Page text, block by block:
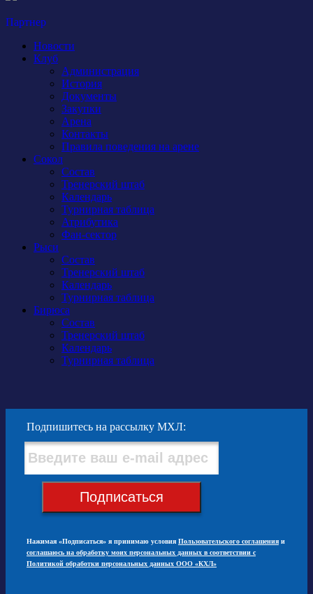
Партнер
Новости
Клуб
Администрация
История
Документы
Закупки
Арена
Контакты
Правила поведения на арене
Сокол
Состав
Тренерский штаб
Календарь
Турнирная таблица
Атрибутика
Фан-сектор
Рыси
Состав
Тренерский штаб
Календарь
Турнирная таблица
Бирюса
Состав
Тренерский штаб
Календарь
Турнирная таблица
Подпишитесь на рассылку МХЛ:
Подписаться
Нажимая «Подписаться» я принимаю условия Пользовательского соглашения и
соглашаюсь на обработку моих персональных данных в соответствии с
Политикой обработки персональных данных ООО «КХЛ»